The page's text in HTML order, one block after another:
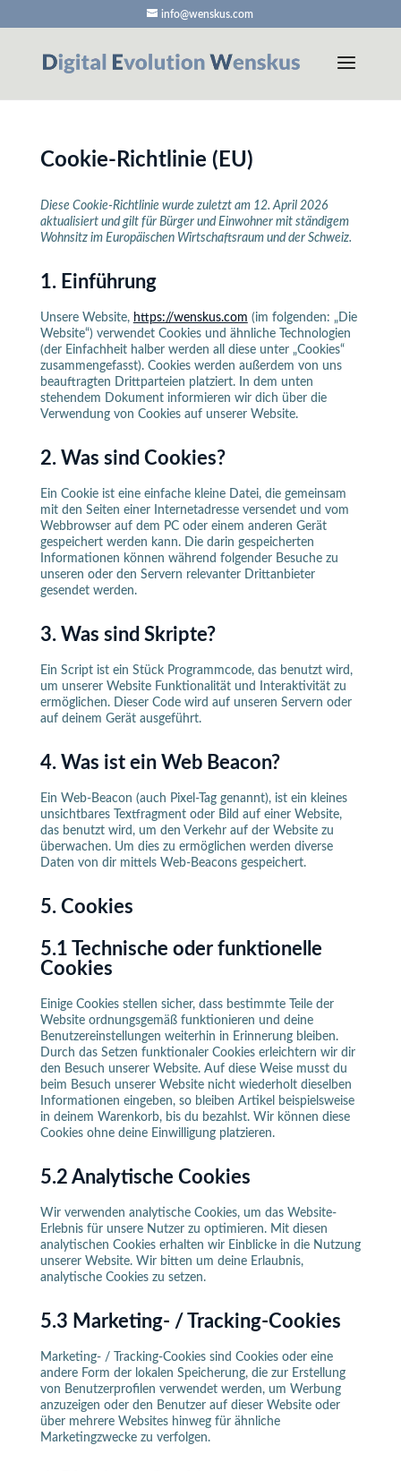
info@wenskus.com
Cookie-Richtlinie (EU)
Diese Cookie-Richtlinie wurde zuletzt am 12. April 2026
aktualisiert und gilt für Bürger und Einwohner mit ständigem
Wohnsitz im Europäischen Wirtschaftsraum und der Schweiz.
1. Einführung
Unsere Website, https://wenskus.com (im folgenden: „Die
Website“) verwendet Cookies und ähnliche Technologien
(der Einfachheit halber werden all diese unter „Cookies“
zusammengefasst). Cookies werden außerdem von uns
beauftragten Drittparteien platziert. In dem unten
stehendem Dokument informieren wir dich über die
Verwendung von Cookies auf unserer Website.
2. Was sind Cookies?
Ein Cookie ist eine einfache kleine Datei, die gemeinsam
mit den Seiten einer Internetadresse versendet und vom
Webbrowser auf dem PC oder einem anderen Gerät
gespeichert werden kann. Die darin gespeicherten
Informationen können während folgender Besuche zu
unseren oder den Servern relevanter Drittanbieter
gesendet werden.
3. Was sind Skripte?
Ein Script ist ein Stück Programmcode, das benutzt wird,
um unserer Website Funktionalität und Interaktivität zu
ermöglichen. Dieser Code wird auf unseren Servern oder
auf deinem Gerät ausgeführt.
4. Was ist ein Web Beacon?
Ein Web-Beacon (auch Pixel-Tag genannt), ist ein kleines
unsichtbares Textfragment oder Bild auf einer Website,
das benutzt wird, um den Verkehr auf der Website zu
überwachen. Um dies zu ermöglichen werden diverse
Daten von dir mittels Web-Beacons gespeichert.
5. Cookies
5.1 Technische oder funktionelle
Cookies
Einige Cookies stellen sicher, dass bestimmte Teile der
Website ordnungsgemäß funktionieren und deine
Benutzereinstellungen weiterhin in Erinnerung bleiben.
Durch das Setzen funktionaler Cookies erleichtern wir dir
den Besuch unserer Website. Auf diese Weise musst du
beim Besuch unserer Website nicht wiederholt dieselben
Informationen eingeben, so bleiben Artikel beispielsweise
in deinem Warenkorb, bis du bezahlst. Wir können diese
Cookies ohne deine Einwilligung platzieren.
5.2 Analytische Cookies
Wir verwenden analytische Cookies, um das Website-
Erlebnis für unsere Nutzer zu optimieren. Mit diesen
analytischen Cookies erhalten wir Einblicke in die Nutzung
unserer Website. Wir bitten um deine Erlaubnis,
analytische Cookies zu setzen.
5.3 Marketing- / Tracking-Cookies
Marketing- / Tracking-Cookies sind Cookies oder eine
andere Form der lokalen Speicherung, die zur Erstellung
von Benutzerprofilen verwendet werden, um Werbung
anzuzeigen oder den Benutzer auf dieser Website oder
über mehrere Websites hinweg für ähnliche
Marketingzwecke zu verfolgen.